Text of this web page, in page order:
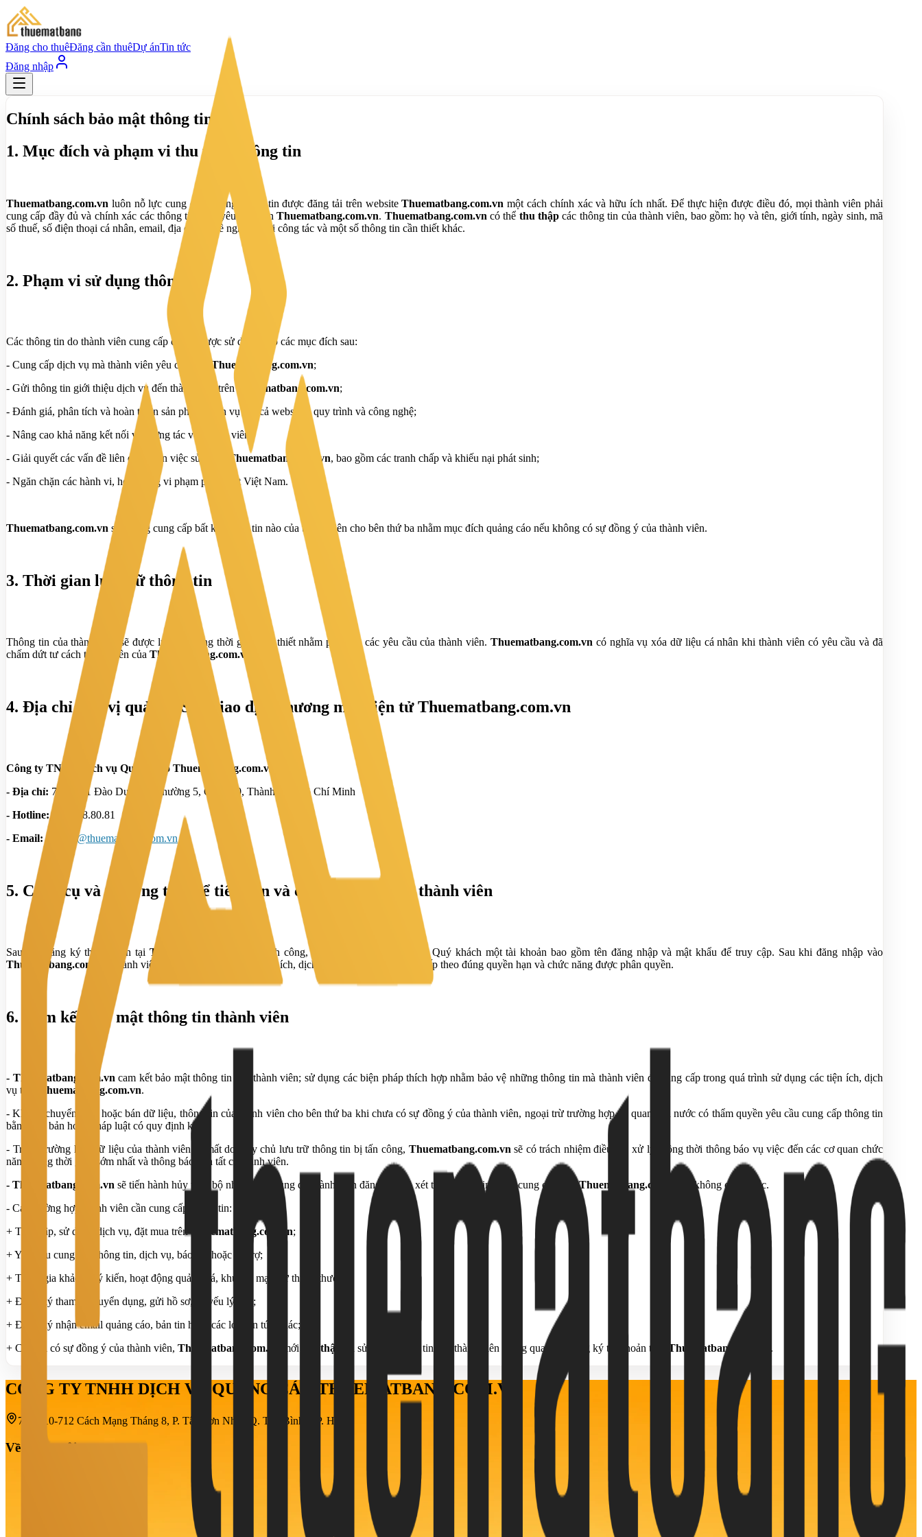
Đăng cho thuêĐăng cần thuêDự ánTin tức
Đăng nhập
Chính sách bảo mật thông tin
1. Mục đích và phạm vi thu thập thông tin
Thuematbang.com.vn luôn nỗ lực cung cấp những thông tin được đăng tải trên websiteThuematbang.com.vn một cách chính xác và hữu ích nhất. Để thực hiện được điều đó, mọi thành viên phải
cung cấp đầy đủ và chính xác các thông tin theo yêu cầu trênThuematbang.com.vn. Thuematbang.com.vn có thể thu thập các thông tin của thành viên, bao gồm: họ và tên, giới tính, ngày sinh, mã
số thuế, số điện thoại cá nhân, email, địa chỉ, nghề nghiệp, nơi công tác và một số thông tin cần thiết khác.
2. Phạm vi sử dụng thông tin
Các thông tin do thành viên cung cấp có thể được sử dụng vào các mục đích sau:
- Cung cấp dịch vụ mà thành viên yêu cầu trên Thuematbang.com.vn;
- Gửi thông tin giới thiệu dịch vụ đến thành viên trên Thuematbang.com.vn;
- Đánh giá, phân tích và hoàn thiện sản phẩm, dịch vụ (kể cả website), quy trình và công nghệ;
- Nâng cao khả năng kết nối và tương tác với thành viên;
- Giải quyết các vấn đề liên quan đến việc sử dụng
Thuematbang.com.vn, bao gồm các tranh chấp và khiếu nại phát sinh;
- Ngăn chặn các hành vi, hoạt động vi phạm pháp luật Việt Nam.
Thuematbang.com.vn sẽ không cung cấp bất kỳ thông tin nào của thành viên cho bên thứ ba nhằm mục đích quảng cáo nếu không có sự đồng ý của thành viên.
3. Thời gian lưu trữ thông tin
Thông tin của thành viên sẽ được lưu trữ trong thời gian cần thiết nhằm phục vụ các yêu cầu của thành viên. Thuematbang.com.vn có nghĩa vụ xóa dữ liệu cá nhân khi thành viên có yêu cầu và đã
chấm dứt tư cách thành viên của Thuematbang.com.vn
4. Địa chỉ đơn vị quản lý Sàn giao dịch thương mại điện tử Thuematbang.com.vn
Công ty TNHH Dịch vụ Quảng cáo Thuematbang.com.vn
- Địa chỉ: 77-79-81 Đào Duy Từ, Phường 5, Quận 10, Thành phố Hồ Chí Minh
- Hotline:0968.68.80.81
- Email: contact@thuematbang.com.vn
5. Công cụ và phương tiện để tiếp cận và chỉnh sửa dữ liệu thành viên
Sau khi đăng ký thành viên tạiThuematbang.com.vn
thành công, hệ thống sẽ cung cấp cho Quý khách một tài khoản bao gồm tên đăng nhập và mật khẩu để truy cập. Sau khi đăng nhập vào
Thuematbang.com.vn
, thành viên có quyền sử dụng mọi tiện ích, dịch vụ được hệ thống cung cấp theo đúng quyền hạn và chức năng được phân quyền.
6. Cam kết bảo mật thông tin thành viên
- Thuematbang.com.vn cam kết bảo mật thông tin của thành viên; sử dụng các biện pháp thích hợp nhằm bảo vệ những thông tin mà thành viên đã cung cấp trong quá trình sử dụng các tiện ích, dịch
vụ trên
Thuematbang.com.vn.
- Không chuyển giao hoặc bán dữ liệu, thông tin của thành viên cho bên thứ ba khi chưa có sự đồng ý của thành viên, ngoại trừ trường hợp cơ quan nhà nước có thẩm quyền yêu cầu cung cấp thông tin
bằng văn bản hoặc pháp luật có quy định khác.
- Trong trường hợp dữ liệu của thành viên bị mất do máy chủ lưu trữ thông tin bị tấn công, Thuematbang.com.vn sẽ có trách nhiệm điều tra, xử lý, đồng thời thông báo vụ việc đến các cơ quan chức
năng trong thời gian sớm nhất và thông báo đến tất cả thành viên.
- Thuematbang.com.vn sẽ tiến hành hủy toàn bộ những nội dung do thành viên đăng tải nếu xét thấy thông tin được cung cấp trênThuematbang.com.vn
là không chính xác.
- Các trường hợp thành viên cần cung cấp thông tin:
+ Truy cập, sử dụng dịch vụ, đặt mua trên Thuematbang.com.vn;
+ Yêu cầu cung cấp thông tin, dịch vụ, báo giá hoặc hỗ trợ;
+ Tham gia khảo sát ý kiến, hoạt động quảng bá, khuyến mại, dự thi có thưởng;
+ Đăng ký tham gia tuyển dụng, gửi hồ sơ, sơ yếu lý lịch;
+ Đăng ký nhận email quảng cáo, bản tin hoặc các loại tin tức khác;
+ Chỉ khi có sự đồng ý của thành viên, Thuematbang.com.vn mới thu thập và sử dụng thông tin của thành viên thông qua việc đăng ký tài khoản trên Thuematbang.com.vn .
CÔNG TY TNHH DỊCH VỤ QUẢNG CÁO THUEMATBANG.COM.VN
708-710-712 Cách Mạng Tháng 8, P. Tân Sơn Nhất, Q. Tân Bình, TP. HCM
Về chúng tôi